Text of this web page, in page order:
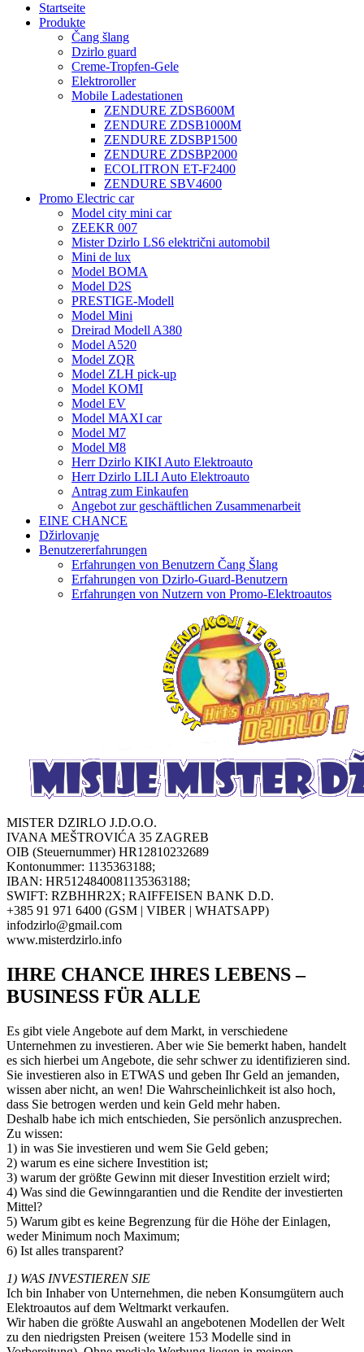
Startseite
Produkte
Čang šlang
Dzirlo guard
Creme-Tropfen-Gele
Elektroroller
Mobile Ladestationen
ZENDURE ZDSB600M
ZENDURE ZDSB1000M
ZENDURE ZDSBP1500
ZENDURE ZDSBP2000
ECOLITRON ET-F2400
ZENDURE SBV4600
Promo Electric car
Model city mini car
ZEEKR 007
Mister Dzirlo LS6 električni automobil
Mini de lux
Model BOMA
Model D2S
PRESTIGE-Modell
Model Mini
Dreirad Modell A380
Model A520
Model ZQR
Model ZLH pick-up
Model KOMI
Model EV
Model MAXI car
Model M7
Model M8
Herr Dzirlo KIKI Auto Elektroauto
Herr Dzirlo LILI Auto Elektroauto
Antrag zum Einkaufen
Angebot zur geschäftlichen Zusammenarbeit
EINE CHANCE
Džirlovanje
Benutzererfahrungen
Erfahrungen von Benutzern Čang Šlang
Erfahrungen von Dzirlo-Guard-Benutzern
Erfahrungen von Nutzern von Promo-Elektroautos
MISTER DZIRLO J.D.O.O.
IVANA MEŠTROVIĆA 35 ZAGREB
OIB (Steuernummer) HR12810232689
Kontonummer: 1135363188;
IBAN: HR5124840081135363188;
SWIFT: RZBHHR2X; RAIFFEISEN BANK D.D.
+385 91 971 6400 (GSM | VIBER | WHATSAPP)
infodzirlo@gmail.com
www.misterdzirlo.info
IHRE CHANCE IHRES LEBENS –
BUSINESS FÜR ALLE
Es gibt viele Angebote auf dem Markt, in verschiedene
Unternehmen zu investieren. Aber wie Sie bemerkt haben, handelt
es sich hierbei um Angebote, die sehr schwer zu identifizieren sind.
Sie investieren also in ETWAS und geben Ihr Geld an jemanden,
wissen aber nicht, an wen! Die Wahrscheinlichkeit ist also hoch,
dass Sie betrogen werden und kein Geld mehr haben.
Deshalb habe ich mich entschieden, Sie persönlich anzusprechen.
Zu wissen:
1) in was Sie investieren und wem Sie Geld geben;
2) warum es eine sichere Investition ist;
3) warum der größte Gewinn mit dieser Investition erzielt wird;
4) Was sind die Gewinngarantien und die Rendite der investierten
Mittel?
5) Warum gibt es keine Begrenzung für die Höhe der Einlagen,
weder Minimum noch Maximum;
6) Ist alles transparent?
1) WAS INVESTIEREN SIE
Ich bin Inhaber von Unternehmen, die neben Konsumgütern auch
Elektroautos auf dem Weltmarkt verkaufen.
Wir haben die größte Auswahl an angebotenen Modellen der Welt
zu den niedrigsten Preisen (weitere 153 Modelle sind in